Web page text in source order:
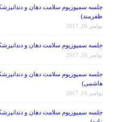
جلسه سمپوزیوم سلامت دهان و
ظفرمند)
نوامبر 16, 2017
جلسه سمپوزیوم سلامت دهان و
نوامبر 16, 2017
جلسه سمپوزیوم سلامت دهان و
هاشمی)
نوامبر 16, 2017
جلسه سمپوزیوم سلامت دهان و